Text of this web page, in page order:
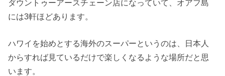
ダウントゥーアースチェーン店になっていて、オアフ島
には3軒ほどあります。
ハワイを始めとする海外のスーパーというのは、日本人
からすれば見ているだけで楽しくなるような場所だと思
います。